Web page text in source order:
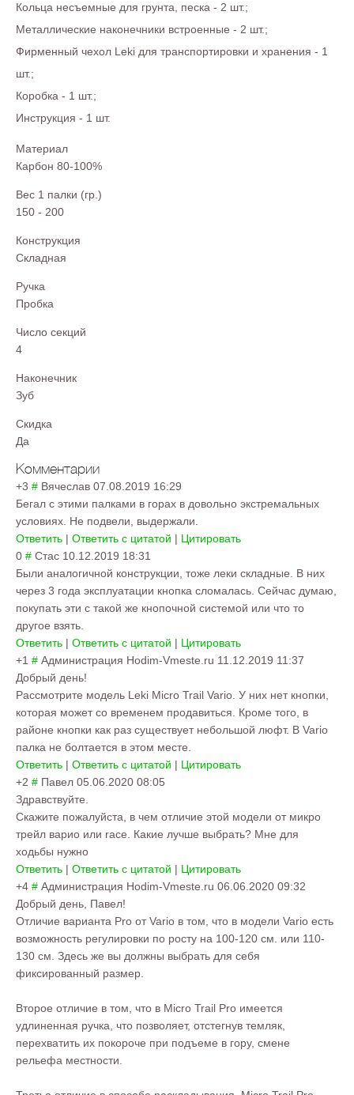
Кольца несъемные для грунта, песка - 2 шт.;
Металлические наконечники встроенные - 2 шт.;
Фирменный чехол Leki для транспортировки и хранения - 1
шт.;
Коробка - 1 шт.;
Инструкция - 1 шт.
Материал
Карбон 80-100%
Вес 1 палки (гр.)
150 - 200
Конструкция
Складная
Ручка
Пробка
Число секций
4
Наконечник
Зуб
Скидка
Да
Комментарии
+3 # Вячеслав 07.08.2019 16:29
Бегал с этими палками в горах в довольно экстремальных
условиях. Не подвели, выдержали.
Ответить | Ответить с цитатой | Цитировать
0 # Стас 10.12.2019 18:31
Были аналогичной конструкции, тоже леки складные. В них
через 3 года эксплуатации кнопка сломалась. Сейчас думаю,
покупать эти с такой же кнопочной системой или что то
другое взять.
Ответить | Ответить с цитатой | Цитировать
+1 # Администрация Hodim-Vmeste.ru 11.12.2019 11:37
Добрый день!
Рассмотрите модель Leki Micro Trail Vario. У них нет кнопки,
которая может со временем продавиться. Кроме того, в
районе кнопки как раз существует небольшой люфт. В Vario
палка не болтается в этом месте.
Ответить | Ответить с цитатой | Цитировать
+2 # Павел 05.06.2020 08:05
Здравствуйте.
Скажите пожалуйста, в чем отличие этой модели от микро
трейл варио или race. Какие лучше выбрать? Мне для
ходьбы нужно
Ответить | Ответить с цитатой | Цитировать
+4 # Администрация Hodim-Vmeste.ru 06.06.2020 09:32
Добрый день, Павел!
Отличие варианта Pro от Vario в том, что в модели Vario есть
возможность регулировки по росту на 100-120 см. или 110-
130 см. Здесь же вы должны выбрать для себя
фиксированный размер.
Второе отличие в том, что в Micro Trail Pro имеется
удлиненная ручка, что позволяет, отстегнув темляк,
перехватить их покороче при подъеме в гору, смене
рельефа местности.